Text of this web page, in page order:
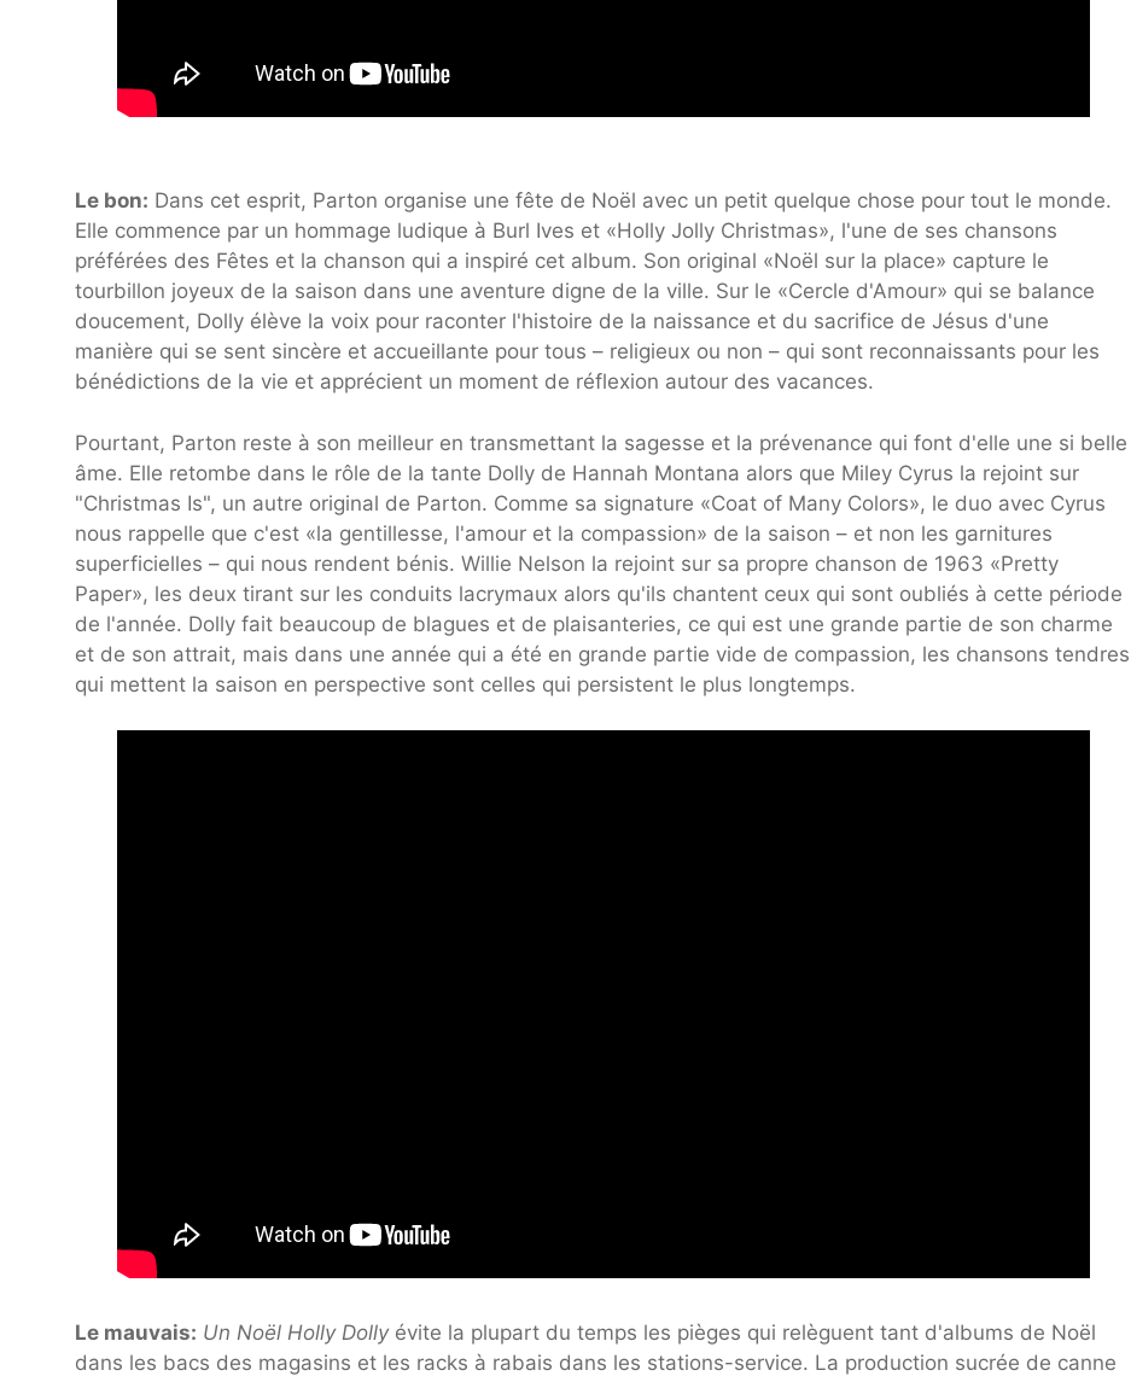
Le bon: Dans cet esprit, Parton organise une fête de Noël avec un petit quelque chose pour tout le monde.
Elle commence par un hommage ludique à Burl Ives et «Holly Jolly Christmas», l'une de ses chansons
préférées des Fêtes et la chanson qui a inspiré cet album. Son original «Noël sur la place» capture le
tourbillon joyeux de la saison dans une aventure digne de la ville. Sur le «Cercle d'Amour» qui se balance
doucement, Dolly élève la voix pour raconter l'histoire de la naissance et du sacrifice de Jésus d'une
manière qui se sent sincère et accueillante pour tous – religieux ou non – qui sont reconnaissants pour les
bénédictions de la vie et apprécient un moment de réflexion autour des vacances.
Pourtant, Parton reste à son meilleur en transmettant la sagesse et la prévenance qui font d'elle une si belle
âme. Elle retombe dans le rôle de la tante Dolly de Hannah Montana alors que Miley Cyrus la rejoint sur
"Christmas Is", un autre original de Parton. Comme sa signature «Coat of Many Colors», le duo avec Cyrus
nous rappelle que c'est «la gentillesse, l'amour et la compassion» de la saison – et non les garnitures
superficielles – qui nous rendent bénis. Willie Nelson la rejoint sur sa propre chanson de 1963 «Pretty
Paper», les deux tirant sur les conduits lacrymaux alors qu'ils chantent ceux qui sont oubliés à cette période
de l'année. Dolly fait beaucoup de blagues et de plaisanteries, ce qui est une grande partie de son charme
et de son attrait, mais dans une année qui a été en grande partie vide de compassion, les chansons tendres
qui mettent la saison en perspective sont celles qui persistent le plus longtemps.
Le mauvais: Un Noël Holly Dollyévite la plupart du temps les pièges qui relèguent tant d'albums de Noël
dans les bacs des magasins et les racks à rabais dans les stations-service. La production sucrée de canne